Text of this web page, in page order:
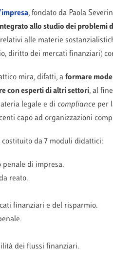
, fondato da Paola
allo studio dei problemi
alle materie
diritto dei mercati finanziari)
mira, difatti, a formare
con esperti di altri settori, al
legale e di complianceper
capo ad organizzazioni
da 7 moduli didattici:
penale di impresa.
reato.
finanziari e del risparmio.
dei flussi finanziari.